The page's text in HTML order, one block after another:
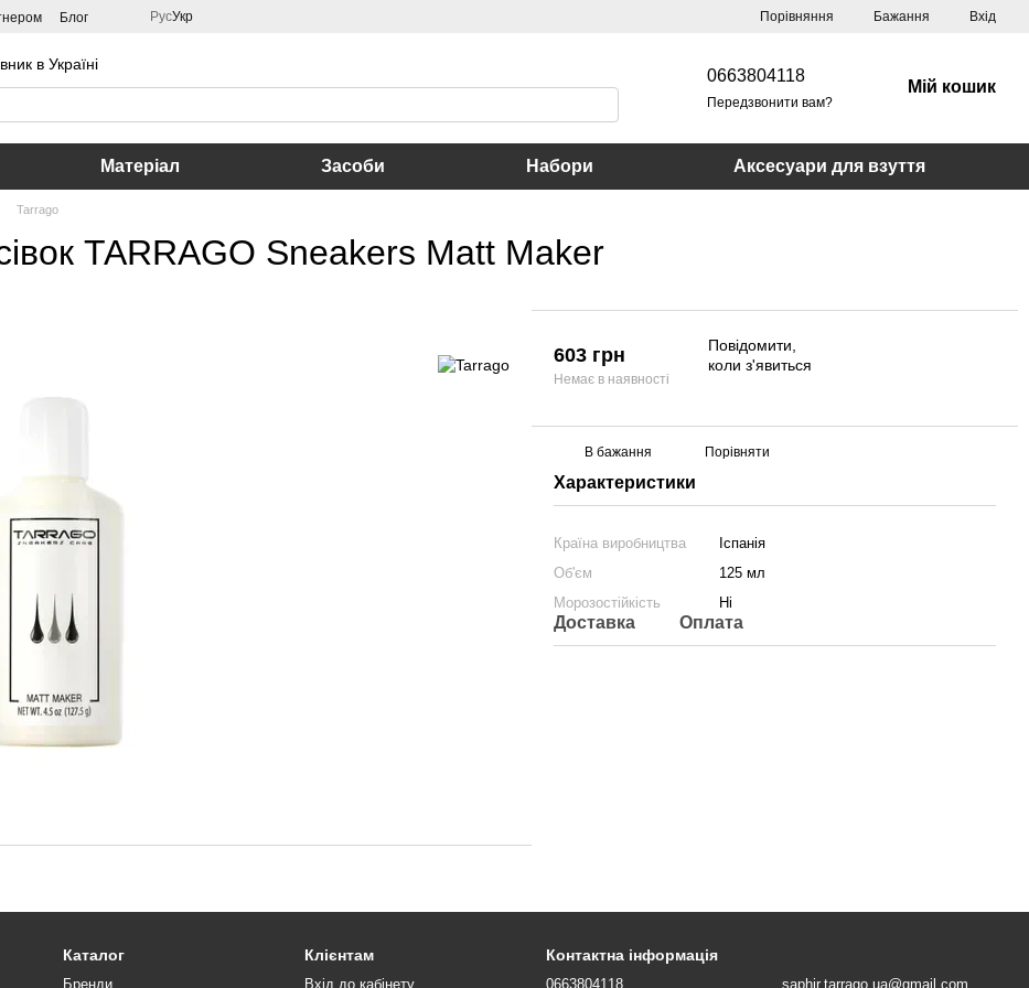
Блог РусУкр Порівняння Бажання Вхід
в Україні
0663804118
Передзвонити вам?
Мій кошик
Матеріал Засоби Набори Аксесуари для взуття
Tarrago
TARRAGO Sneakers Matt Maker
603 грн
Немає в наявності
Повідомити,
коли з'явиться
В бажання Порівняти
Характеристики
Країна виробництва
Іспанія
Об'єм
125 мл
Морозостійкість
Ні
Доставка Оплата
Каталог
Бренди
Клієнтам
Вхід до кабінету
Контактна інформація
0663804118 saphir.tarrago.ua@gmail.com